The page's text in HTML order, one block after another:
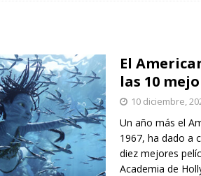
FESTIVALES
[ 12 febrero, 2024 ]
FABIAN WAGNER:
arte”
ENTREVISTAS
[ 18 mayo, 2024 ]
Cannes 2024: día 4.
El
las 10
10 diciembre,
Un año más el
1967, ha dado a
diez mejores
Academia de